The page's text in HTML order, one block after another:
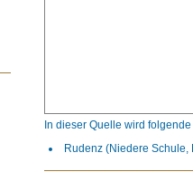
In dieser Quelle wird
Rudenz (Niedere